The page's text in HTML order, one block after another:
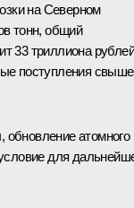
на Северном
тонн, общий
33 триллиона
поступления свыше
атомного
для